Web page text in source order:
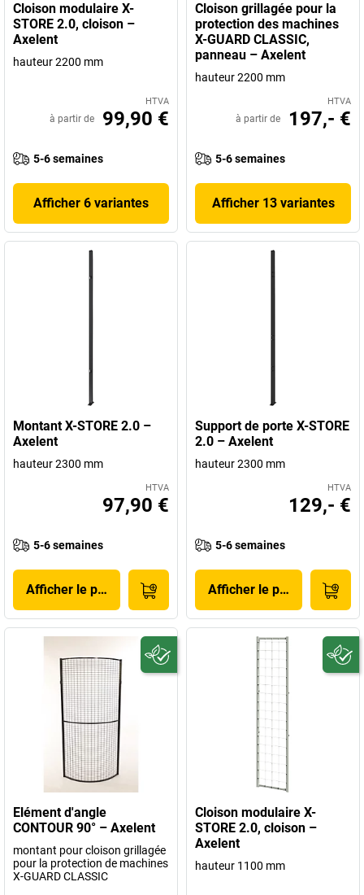
Cloison modulaire X-
STORE 2.0, cloison –
Axelent
hauteur 2200 mm
HTVA
à partir de 99,90 €
5-6 semaines
Afficher 6 variantes
Cloison grillagée pour la
protection des machines
X-GUARD CLASSIC,
panneau – Axelent
hauteur 2200 mm
HTVA
à partir de 197,- €
5-6 semaines
Afficher 13 variantes
Montant X-STORE 2.0 –
Axelent
hauteur 2300 mm
HTVA
97,90 €
5-6 semaines
Afficher le produit
Support de porte X-STORE
2.0 – Axelent
hauteur 2300 mm
HTVA
129,- €
5-6 semaines
Afficher le produit
Elément d'angle
CONTOUR 90° – Axelent
montant pour cloison grillagée
pour la protection de machines
X-GUARD CLASSIC
Cloison modulaire X-
STORE 2.0, cloison –
Axelent
hauteur 1100 mm